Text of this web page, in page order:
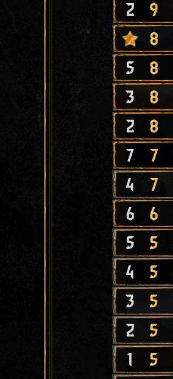
2 9
8
5 8
3 8
2 8
7 7
4 7
6 6
5 5
4 5
3 5
2 5
1 5